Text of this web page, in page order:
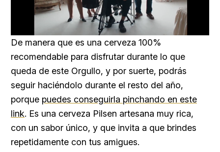
Loaded
66.12%
De manera que es una cerveza 100%
recomendable para disfrutar durante lo que
queda de este Orgullo, y por suerte, podrás
seguir haciéndolo durante el resto del año,
porque puedes conseguirla pinchando en este
link. Es una cerveza Pilsen artesana muy rica,
con un sabor único, y que invita a que brindes
repetidamente con tus amigues.